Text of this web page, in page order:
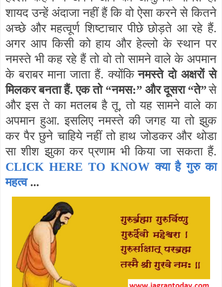
शायद उन्हें अंदाजा नहीं हैं कि वो ऐसा करने से कितने
अच्छे और महत्वूर्ण शिष्टाचार पीछे छोड़ते आ रहे हैं.
अगर आप किसी को हाय और हेल्लो के स्थान पर
नमस्ते भी कह रहे हैं तो वो तो सामने वाले के अपमान
के बराबर माना जाता हैं. क्योंकि नमस्ते दो अक्षरों से
मिलकर बनता हैं. एक तो “नमस:” और दूसरा“ते”से
और इस ते का मतलब है तू,तो यह सामने वाले का
अपमान हुआ. इसलिए नमस्ते की जगह या तो झुक
कर पैर छुने चाहिये नहीं तो हाथ जोडकर और थोडा
सा शीश झुका कर प्रणाम भी किया जा सकता हैं.
CLICK HERE TO KNOW क्या है गुरु का
महत्व...